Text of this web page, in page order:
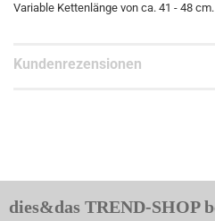
Variable Kettenlänge von ca. 41 - 48 cm.
Kundenrezensionen
dies&das TREND-SHOP